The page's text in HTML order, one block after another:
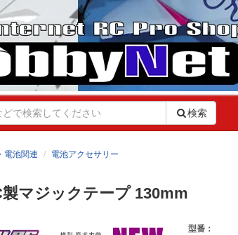
検索
電池関連 電池アクセサリー
マジックテープ 130mm
型番：